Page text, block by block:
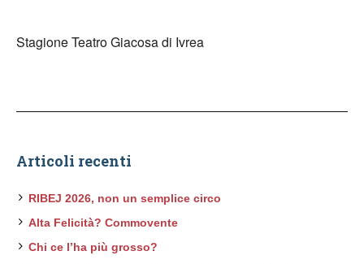
Stagione Teatro Giacosa di Ivrea
Articoli recenti
RIBEJ 2026, non un semplice circo
Alta Felicità? Commovente
Chi ce l’ha più grosso?